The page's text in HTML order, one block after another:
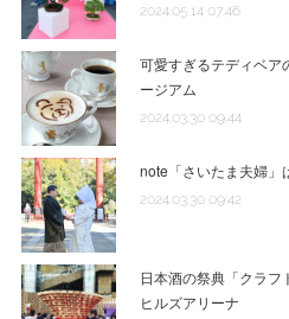
2024.05.14 07:46
可愛すぎるテディベ
ージアム
2024.03.30 09:44
note「さいたま夫婦」
2024.03.30 09:42
日本酒の祭典「クラ
ヒルズアリーナ